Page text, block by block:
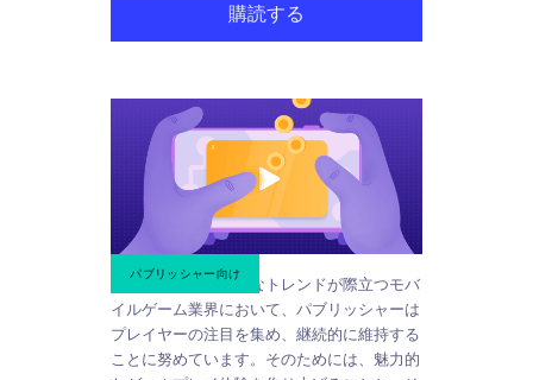
購読する
パブリッシャー向け
熾烈な競争と刹那的なトレンドが際立つモバ
イルゲーム業界において、パブリッシャーは
プレイヤーの注目を集め、継続的に維持する
ことに努めています。そのためには、魅力的